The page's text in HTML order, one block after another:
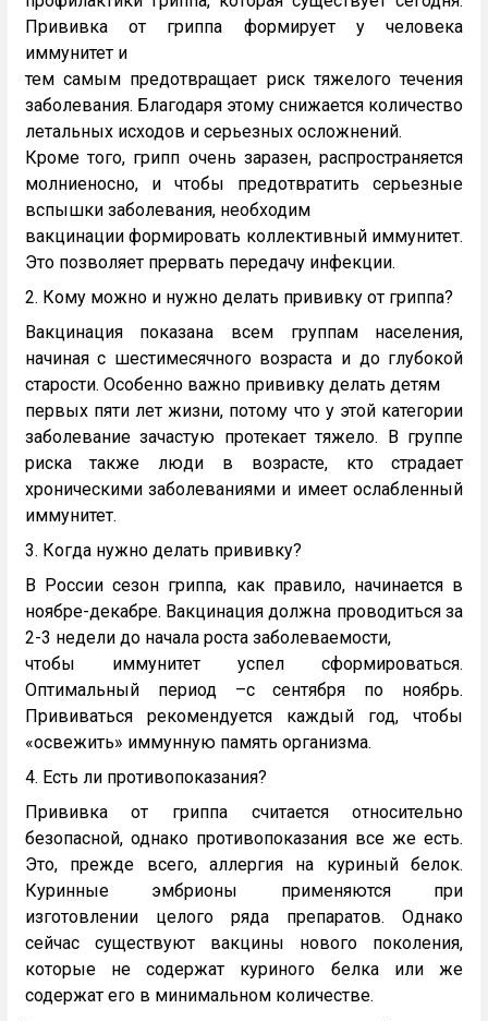
Прививка от гриппа формирует у человека
иммунитет и
тем самым предотвращает риск тяжелого течения
заболевания. Благодаря этому снижается количество
летальных исходов и серьезных осложнений.
Кроме того, грипп очень заразен, распространяется
молниеносно, и чтобы предотвратить серьезные
вспышки заболевания, необходим
вакцинации формировать коллективный иммунитет.
Это позволяет прервать передачу инфекции.
2. Кому можно и нужно делать прививку от гриппа?
Вакцинация показана всем группам населения,
начиная с шестимесячного возраста и до глубокой
старости. Особенно важно прививку делать детям
первых пяти лет жизни, потому что у этой категории
заболевание зачастую протекает тяжело. В группе
риска также люди в возрасте, кто страдает
хроническими заболеваниями и имеет ослабленный
иммунитет.
3. Когда нужно делать прививку?
В России сезон гриппа, как правило, начинается в
ноябре-декабре. Вакцинация должна проводиться за
2-3 недели до начала роста заболеваемости,
чтобы иммунитет успел сформироваться.
Оптимальный период –с сентября по ноябрь.
Прививаться рекомендуется каждый год, чтобы
«освежить» иммунную память организма.
4. Есть ли противопоказания?
Прививка от гриппа считается относительно
безопасной, однако противопоказания все же есть.
Это, прежде всего, аллергия на куриный белок.
Куринные эмбрионы применяются при
изготовлении целого ряда препаратов. Однако
сейчас существуют вакцины нового поколения,
которые не содержат куриного белка или же
содержат его в минимальном количестве.